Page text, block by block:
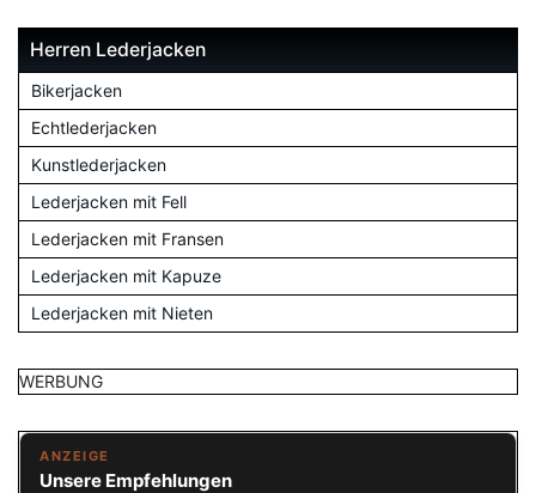
Herren Lederjacken
Bikerjacken
Echtlederjacken
Kunstlederjacken
Lederjacken mit Fell
Lederjacken mit Fransen
Lederjacken mit Kapuze
Lederjacken mit Nieten
WERBUNG
ANZEIGE
Unsere Empfehlungen